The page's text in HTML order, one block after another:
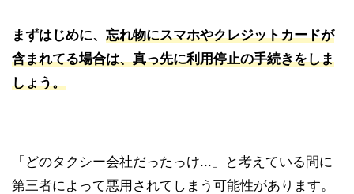
まずはじめに、 忘れ物にスマホやクレジットカードが
含まれてる場合は、真っ先に利用停止の手続きをしま
しょう。
「どのタクシー会社だったっけ... 」と考えている間に
第三者によって悪用されてしまう可能性があります。